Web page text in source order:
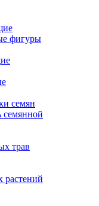
фигуры
семян
семянной
трав
растений